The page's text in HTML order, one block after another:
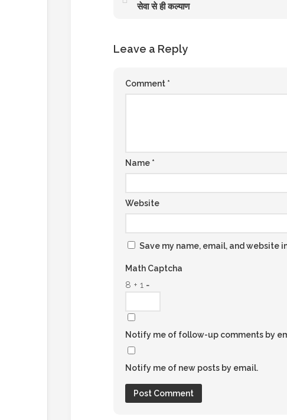
सेवा से ही कल्याण
Leave a Reply
Comment *
Name *
Website
Save my name, email, and website
Math Captcha
8 + 1 =
Notify me of follow-up comments by
Notify me of new posts by email.